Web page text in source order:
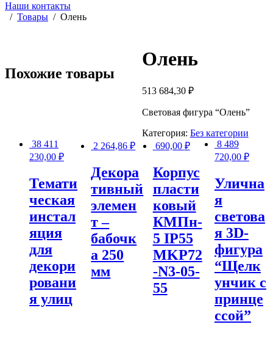
Наши контакты
Товары
Олень
Олень
513 684,30 ₽
Световая фигура “Олень”
Категория: Без категории
Похожие товары
38 411
230,00 ₽
Темати
ческая
инстал
яция
для
декори
ровани
я улиц
2 264,86₽
Декора
тивный
элемен
т –
бабочк
а 250
мм
690,00 ₽
Корпус
пласти
ковый
КМПн-
5 IP55
MKP72
-N3-05-
55
8 489
720,00 ₽
Улична
я
светова
я 3D-
фигура
“Щелк
унчик с
принце
ссой”